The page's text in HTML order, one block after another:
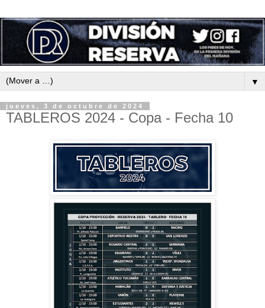
▼
jueves, 3 de octubre de 2024
TABLEROS 2024 - Copa - Fecha 10